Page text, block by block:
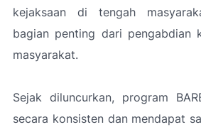
kejaksaan di tengah
bagian penting dari pengabdian
masyarakat.
Sejak diluncurkan, program
secara konsisten dan mendapat